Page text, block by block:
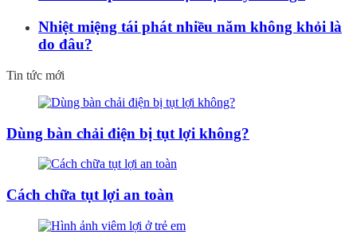
Nhiệt miệng tái phát nhiều năm không khỏi là
do đâu?
Tin tức mới
Dùng bàn chải điện bị tụt lợi không?
Cách chữa tụt lợi an toàn